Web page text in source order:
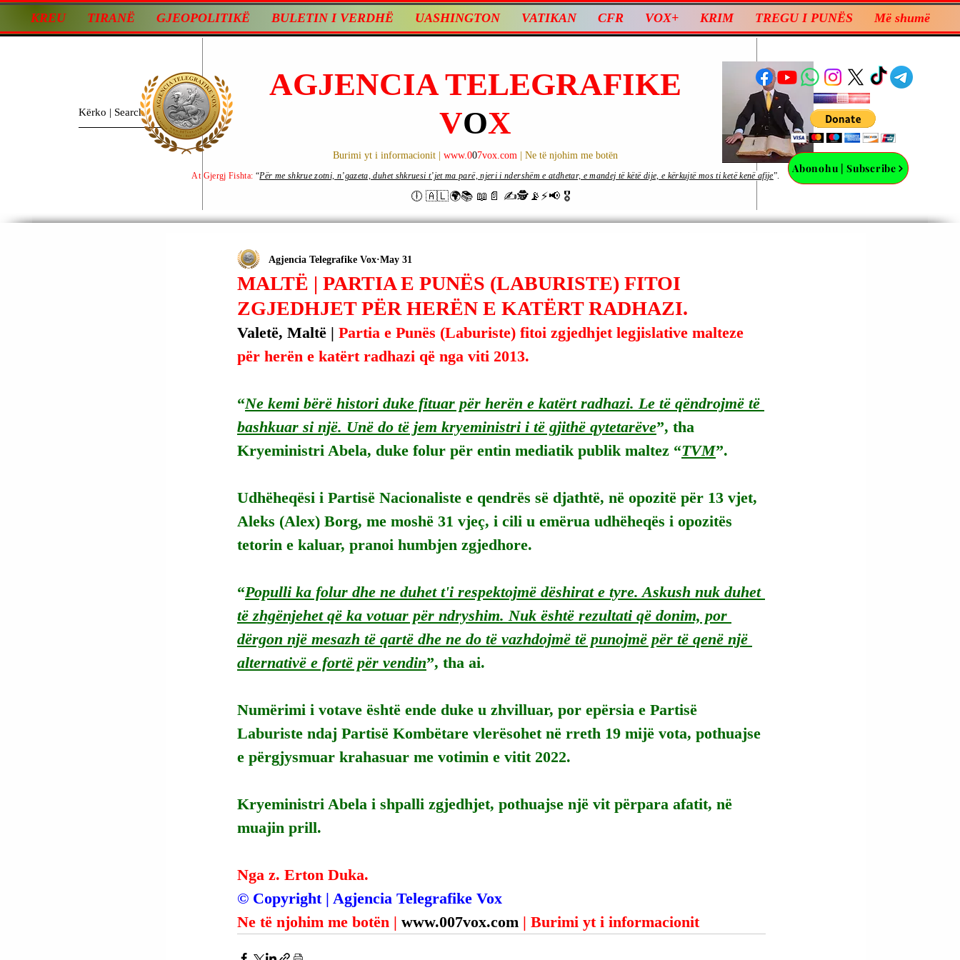
KREU TIRANË GJEOPOLITIKË BULETIN I VERDHË UASHINGTON VATIKAN CFR VOX+ KRIM TREGU I PUNËS Më shumë
AGJENCIA TELEGRAFIKE
VOX
Burimi yt i informacionit | www.007vox.com | Ne të njohim me botën
🕕 🇦🇱🌍📚 📖📄 ✍🕵️📡⚡️📢 🎖
Abonohu | Subscribe
At Gjergj Fishta: “Për me shkrue zotni, n’gazeta, duhet shkruesi t’jet ma parë, njeri i ndershëm e atdhetar, e mandej të këtë dije, e kërkujtë mos ti ketë kenë afije”.
MALTË | PARTIA E PUNËS (LABURISTE) FITOI
ZGJEDHJET PËR HERËN E KATËRT RADHAZI.
Agjencia Telegrafike Vox May 31
Valetë, Maltë | Partia e Punës (Laburiste) fitoi zgjedhjet legjislative malteze
për herën e katërt radhazi që nga viti 2013.
“Ne kemi bërë histori duke fituar për herën e katërt radhazi. Le të qëndrojmë të
bashkuar si një. Unë do të jem kryeministri i të gjithë qytetarëve”, tha
Kryeministri Abela, duke folur për entin mediatik publik maltez “TVM”.
Udhëheqësi i Partisë Nacionaliste e qendrës së djathtë, në opozitë për 13 vjet,
Aleks (Alex) Borg, me moshë 31 vjeç, i cili u emërua udhëheqës i opozitës
tetorin e kaluar, pranoi humbjen zgjedhore.
“Populli ka folur dhe ne duhet t'i respektojmë dëshirat e tyre. Askush nuk duhet
të zhgënjehet që ka votuar për ndryshim. Nuk është rezultati që donim, por
dërgon një mesazh të qartë dhe ne do të vazhdojmë të punojmë për të qenë një
alternativë e fortë për vendin”, tha ai.
Numërimi i votave është ende duke u zhvilluar, por epërsia e Partisë
Laburiste ndaj Partisë Kombëtare vlerësohet në rreth 19 mijë vota, pothuajse
e përgjysmuar krahasuar me votimin e vitit 2022.
Kryeministri Abela i shpalli zgjedhjet, pothuajse një vit përpara afatit, në
muajin prill.
Nga z. Erton Duka.
© Copyright | Agjencia Telegrafike Vox
Ne të njohim me botën | www.007vox.com | Burimi yt i informacionit